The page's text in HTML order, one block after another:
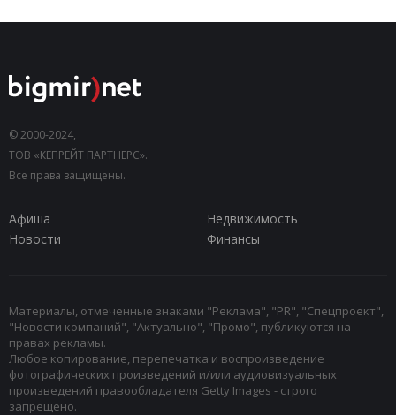
© 2000-2024,
ТОВ «КЕПРЕЙТ ПАРТНЕРС».
Все права защищены.
Афиша
Недвижимость
Новости
Финансы
Материалы, отмеченные знаками "Реклама", "PR", "Спецпроект",
"Новости компаний", "Актуально", "Промо", публикуются на
правах рекламы.
Любое копирование, перепечатка и воспроизведение
фотографических произведений и/или аудиовизуальных
произведений правообладателя Getty Images - строго
запрещено.